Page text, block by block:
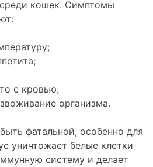
кошек. Симптомы
с кровью;
организма.
фатальной, особенно для
уничтожает белые клетки
систему и делает